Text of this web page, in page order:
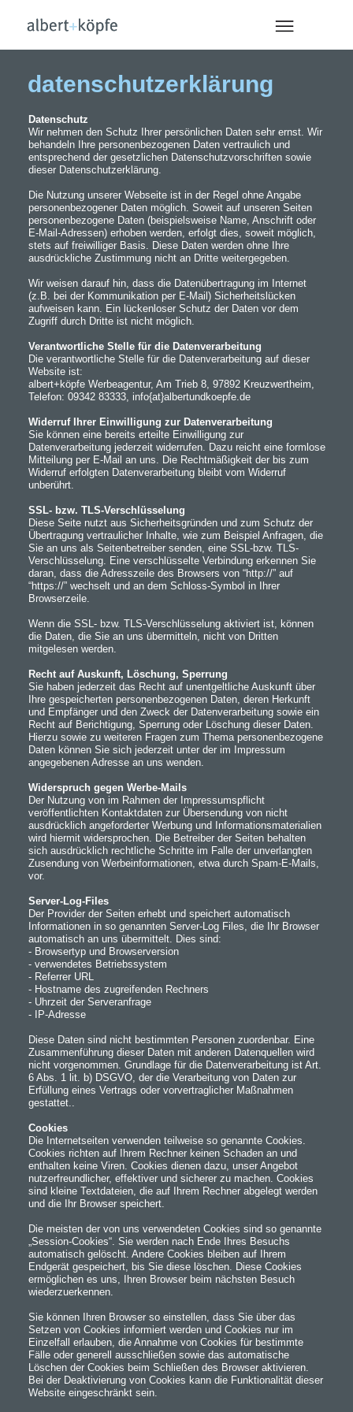
datenschutzerklärung
Datenschutz
Wir nehmen den Schutz Ihrer persönlichen Daten sehr ernst. Wir
behandeln Ihre personenbezogenen Daten vertraulich und
entsprechend der gesetzlichen Datenschutzvorschriften sowie
dieser Datenschutzerklärung.
Die Nutzung unserer Webseite ist in der Regel ohne Angabe
personenbezogener Daten möglich. Soweit auf unseren Seiten
personenbezogene Daten (beispielsweise Name, Anschrift oder
E-Mail-Adressen) erhoben werden, erfolgt dies, soweit möglich,
stets auf freiwilliger Basis. Diese Daten werden ohne Ihre
ausdrückliche Zustimmung nicht an Dritte weitergegeben.
Wir weisen darauf hin, dass die Datenübertragung im Internet
(z.B. bei der Kommunikation per E-Mail) Sicherheitslücken
aufweisen kann. Ein lückenloser Schutz der Daten vor dem
Zugriff durch Dritte ist nicht möglich.
Verantwortliche Stelle für die Datenverarbeitung
Die verantwortliche Stelle für die Datenverarbeitung auf dieser
Website ist:
albert+köpfe Werbeagentur, Am Trieb 8, 97892 Kreuzwertheim,
Telefon: 09342 83333, info{at}albertundkoepfe.de
Widerruf Ihrer Einwilligung zur Datenverarbeitung
Sie können eine bereits erteilte Einwilligung zur
Datenverarbeitung jederzeit widerrufen. Dazu reicht eine formlose
Mitteilung per E-Mail an uns. Die Rechtmäßigkeit der bis zum
Widerruf erfolgten Datenverarbeitung bleibt vom Widerruf
unberührt.
SSL- bzw. TLS-Verschlüsselung
Diese Seite nutzt aus Sicherheitsgründen und zum Schutz der
Übertragung vertraulicher Inhalte, wie zum Beispiel Anfragen, die
Sie an uns als Seitenbetreiber senden, eine SSL-bzw. TLS-
Verschlüsselung. Eine verschlüsselte Verbindung erkennen Sie
daran, dass die Adresszeile des Browsers von “http://” auf
“https://” wechselt und an dem Schloss-Symbol in Ihrer
Browserzeile.
Wenn die SSL- bzw. TLS-Verschlüsselung aktiviert ist, können
die Daten, die Sie an uns übermitteln, nicht von Dritten
mitgelesen werden.
Recht auf Auskunft, Löschung, Sperrung
Sie haben jederzeit das Recht auf unentgeltliche Auskunft über
Ihre gespeicherten personenbezogenen Daten, deren Herkunft
und Empfänger und den Zweck der Datenverarbeitung sowie ein
Recht auf Berichtigung, Sperrung oder Löschung dieser Daten.
Hierzu sowie zu weiteren Fragen zum Thema personenbezogene
Daten können Sie sich jederzeit unter der im Impressum
angegebenen Adresse an uns wenden.
Widerspruch gegen Werbe-Mails
Der Nutzung von im Rahmen der Impressumspflicht
veröffentlichten Kontaktdaten zur Übersendung von nicht
ausdrücklich angeforderter Werbung und Informationsmaterialien
wird hiermit widersprochen. Die Betreiber der Seiten behalten
sich ausdrücklich rechtliche Schritte im Falle der unverlangten
Zusendung von Werbeinformationen, etwa durch Spam-E-Mails,
vor.
Server-Log-Files
Der Provider der Seiten erhebt und speichert automatisch
Informationen in so genannten Server-Log Files, die Ihr Browser
automatisch an uns übermittelt. Dies sind:
- Browsertyp und Browserversion
- verwendetes Betriebssystem
- Referrer URL
- Hostname des zugreifenden Rechners
- Uhrzeit der Serveranfrage
- IP-Adresse
Diese Daten sind nicht bestimmten Personen zuordenbar. Eine
Zusammenführung dieser Daten mit anderen Datenquellen wird
nicht vorgenommen. Grundlage für die Datenverarbeitung ist Art.
6 Abs. 1 lit. b) DSGVO, der die Verarbeitung von Daten zur
Erfüllung eines Vertrags oder vorvertraglicher Maßnahmen
gestattet..
Cookies
Die Internetseiten verwenden teilweise so genannte Cookies.
Cookies richten auf Ihrem Rechner keinen Schaden an und
enthalten keine Viren. Cookies dienen dazu, unser Angebot
nutzerfreundlicher, effektiver und sicherer zu machen. Cookies
sind kleine Textdateien, die auf Ihrem Rechner abgelegt werden
und die Ihr Browser speichert.
Die meisten der von uns verwendeten Cookies sind so genannte
„Session-Cookies“. Sie werden nach Ende Ihres Besuchs
automatisch gelöscht. Andere Cookies bleiben auf Ihrem
Endgerät gespeichert, bis Sie diese löschen. Diese Cookies
ermöglichen es uns, Ihren Browser beim nächsten Besuch
wiederzuerkennen.
Sie können Ihren Browser so einstellen, dass Sie über das
Setzen von Cookies informiert werden und Cookies nur im
Einzelfall erlauben, die Annahme von Cookies für bestimmte
Fälle oder generell ausschließen sowie das automatische
Löschen der Cookies beim Schließen des Browser aktivieren.
Bei der Deaktivierung von Cookies kann die Funktionalität dieser
Website eingeschränkt sein.
corporate design
web
referenzen
kontakt